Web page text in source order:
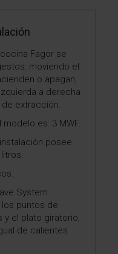
Fagor se
moviendo el
o apagan,
a derecha
extracción.
es: 3 MWF.
posee
System:
puntos de
y el plato giratorio,
de calientes